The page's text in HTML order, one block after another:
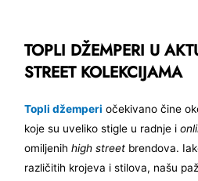
TOPLI DŽEMPERI U
STREET KOLEKCIJAMA
Topli džemperi očekivano čine
koje su uveliko stigle u radnje i
omiljenihhigh street brendova.
različitih krojeva i stilova, našu